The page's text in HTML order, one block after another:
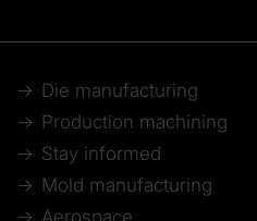
Die manufacturing
Production machining
Stay informed
Mold manufacturing